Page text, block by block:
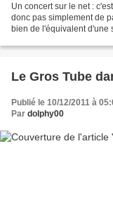
Un concert sur le net :
donc pas simplement de
bien de l'équivalent d'une
Le Gros Tube
Publié le 10/12/2011 à
Par dolphy00